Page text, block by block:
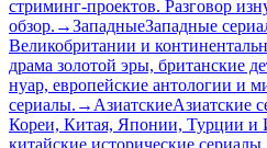
стриминг-проектов. Разговор
обзор. →ЗападныеЗападные
Великобритании и
драма золотой эры, британские
нуар, европейские антологии и
сериалы. → АзиатскиеАзиатские
Кореи, Китая, Японии, Турции и
китайские исторические